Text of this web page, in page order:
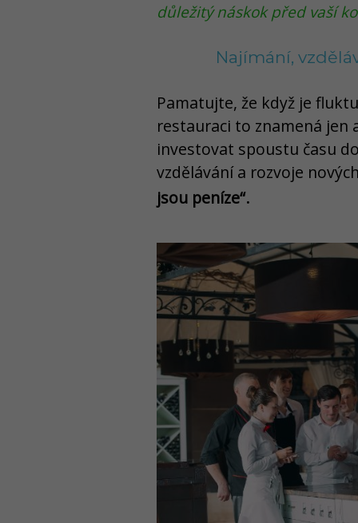
důležitý náskok před vaší
Najímání,
Pamatujte, že když je
restauraci to znamená
investovat spoustu času
vzdělávání a rozvoje
jsou peníze“.